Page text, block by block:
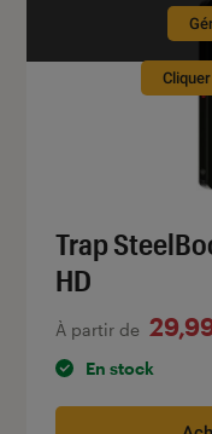
Trap
HD
À partir de
En stock